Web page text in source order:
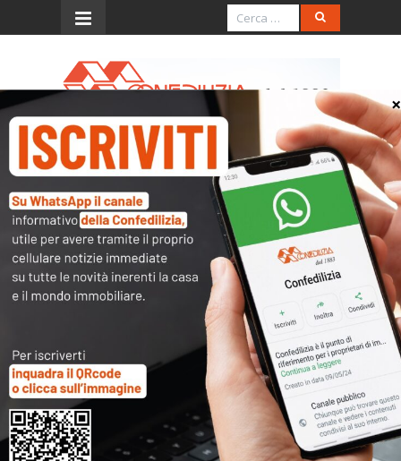
Menu
Il Fisco dopo il Coronavirus